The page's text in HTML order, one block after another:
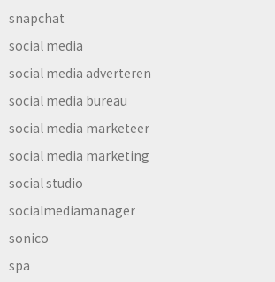
snapchat
social media
social media adverteren
social media bureau
social media marketeer
social media marketing
social studio
socialmediamanager
sonico
spa